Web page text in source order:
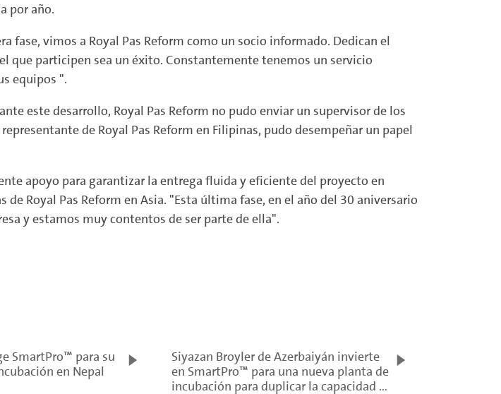
por año.
fase, vimos a Royal Pas Reform como un socio informado. Dedican el
que participen sea un éxito. Constantemente tenemos un servicio
equipos ".
este desarrollo, Royal Pas Reform no pudo enviar un supervisor de los
de Royal Pas Reform en Filipinas, pudo desempeñar un papel
apoyo para garantizar la entrega fluida y eficiente del proyecto en
Royal Pas Reform en Asia. "Esta última fase, en el año del 30 aniversario
y estamos muy contentos de ser parte de ella".
SmartPro™ para su
en Nepal
Siyazan Broyler de Azerbaiyán invierte
en SmartPro™ para una nueva planta de
incubación para duplicar la capacidad de